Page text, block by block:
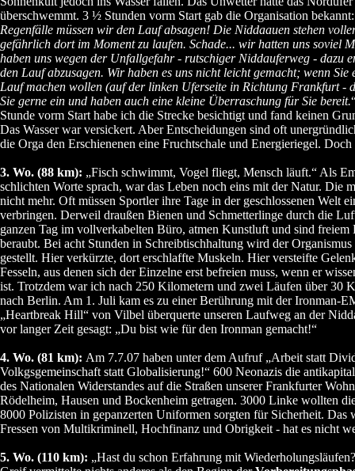
überschwemmt. 3 ½ Stunden vorm Start gab die Organisation
Regenfälle müssen wir den Lauf absagen! Die Niddaauen stehen
gefährlich dort im Moment zu laufen. Schade... wir hatten uns soviel
haben uns wegen der Unfallgefahr - rutschiger Niddauferweg - dazu
den Lauf abzusagen. Wir haben es uns nicht leicht gemacht; wenn Sie
Lauf machen wollen (auf der linken Uferseite in Richtung Frankfurt -
Sie gerne ein und haben auch eine kleine Überraschung für Sie bereit.
Stunde vorm Start habe ich die Strecke besichtigt und fand keinen
Das Wasser war versickert. Aber Entscheidungen sind oft
die Orga den Erschienenen eine Fruchtschale und Energieriegel. Doch
3. Wo. (88 km): „Fisch schwimmt, Vogel fliegt, Mensch läuft.“ Als
schlichten Worte sprach, war das Leben noch eins mit der Natur. Die
nicht mehr. Oft müssen Sportler ihre Tage in der geschlossenen Welt
verbringen. Derweil draußen Bienen und Schmetterlinge durch die
ganzen Tag im vollverkabelten Büro, atmen Kunstluft und sind
beraubt. Bei acht Stunden in Schreibtischhaltung wird der
gestellt. Hier verkürzte, dort erschlaffte Muskeln. Hier versteifte
Fesseln, aus denen sich der Einzelne erst befreien muss, wenn er
ist. Trotzdem war ich nach 250 Kilometern und zwei Läufen über 30
nach Berlin. Am 1. Juli kam es zu einer Berührung mit der Ironman-
„Heartbreak Hill“ von Vilbel überquerte unseren Laufweg an der
vor langer Zeit gesagt: „Du bist wie für den Ironman gemacht!“
4. Wo. (81 km): Am 7.7.07 haben unter dem Aufruf „Arbeit statt
Volkgsgemeinschaft statt Globalisierung!“ 600 Neonazis die
des Nationalen Widerstandes auf die Straßen unserer Frankfurter
Rödelheim, Hausen und Bockenheim getragen. 3000 Linke wollten
8000 Polizisten in gepanzerten Uniformen sorgten für Sicherheit. Das
Fressen von Multikriminell, Hochfinanz und Obrigkeit - hat es nicht
5. Wo. (110 km): „Hast du schon Erfahrung mit